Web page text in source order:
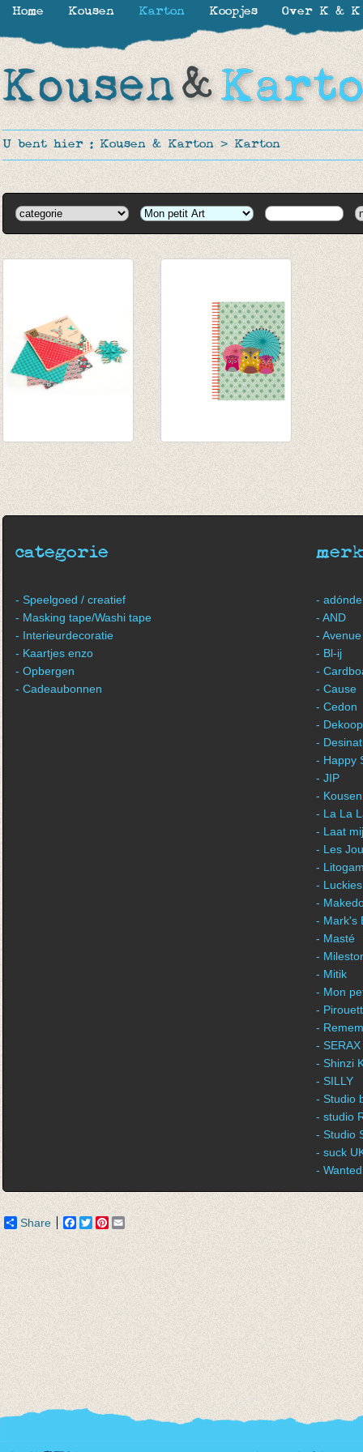
U bent hier : Kousen & Karton > Karton
categorie
- Speelgoed / creatief
- Masking tape/Washi tape
- Interieurdecoratie
- Kaartjes enzo
- Opbergen
- Cadeaubonnen
-
- AND
-
- Bl-ij
-
- Cause
- Cedon
- Dekoop
-
- Happy
- JIP
-
- La La
- Laat
- Les
-
- Luckies
-
- Mark's
- Masté
-
- Mitik
- Mon
-
-
- SERAX
- Shinzi
- SILLY
- Studio
- studio
- Studio
- suck
- Wanted
Share Facebook
TwitterPinterest
Home Kousen Karton Koopjes Over K & K